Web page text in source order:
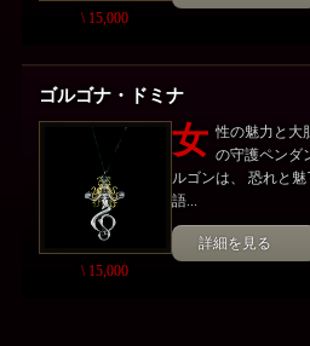
\ 15,000
ゴルゴナ・ドミナ
\ 15,000
女 性の魅力と大
の守護ペンダ
ルゴンは、 恐れと
語...
詳細を見る